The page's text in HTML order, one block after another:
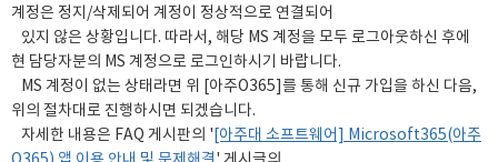
계정은 정지/삭제되어 계정이 정상적으로 연결되어
있지 않은 상황입니다. 따라서, 해당 MS 계정을 모두 로그아웃하신 후에
현 담당자분의 MS 계정으로 로그인하시기 바랍니다.
MS 계정이 없는 상태라면 위 [아주O365]를 통해 신규 가입을 하신 다음,
위의 절차대로 진행하시면 되겠습니다.
자세한 내용은 FAQ 게시판의 ' [아주대 소프트웨어] Microsoft365(아주